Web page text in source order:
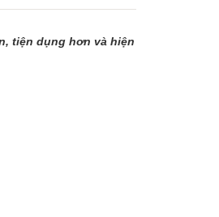
tiện dụng hơn và hiện